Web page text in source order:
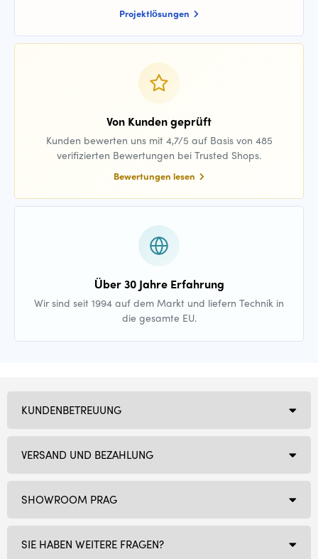
Projektlösungen
Von Kunden geprüft
Kunden bewerten uns mit 4,7/5 auf Basis von 485
verifizierten Bewertungen bei Trusted Shops.
Bewertungen lesen
Über 30 Jahre Erfahrung
Wir sind seit 1994 auf dem Markt und liefern Technik in
die gesamte EU.
SHOWROOM PRAG
SIE HABEN WEITERE FRAGEN?
KUNDENBETREUUNG
VERSAND UND BEZAHLUNG